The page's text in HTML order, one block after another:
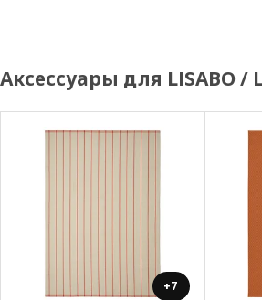
Аксессуары для LISABO /
+7